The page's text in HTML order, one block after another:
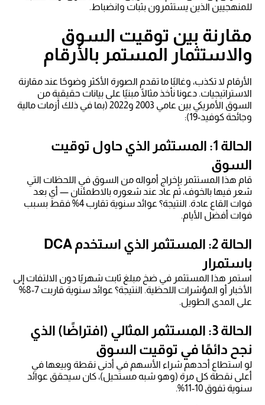
للمنهجيين الذين يستثمرون بثبات وانضباط.
مقارنة بين توقيت السوق
والاستثمار المستمر بالأرقام
الأرقام لا تكذب، وغالبًا ما تقدم الصورة الأكثر وضوحًا عند مقارنة
الاستراتيجيات. دعونا نأخذ مثالًا مبنيًا على بيانات حقيقية من
السوق الأمريكي بين عامي 2003 و2022 (بما في ذلك أزمات مالية
وجائحة كوفيد-19):
الحالة 1: المستثمر الذي حاول توقيت
السوق
قام هذا المستثمر بإخراج أمواله من السوق في اللحظات التي
شعر فيها بالخوف، ثم عاد عند شعوره بالاطمئنان — أي بعد
فوات القاع عادة. النتيجة؟ عوائد سنوية تقارب 4% فقط بسبب
فوات أفضل الأيام.
الحالة 2: المستثمر الذي استخدم DCA
باستمرار
استمر هذا المستثمر في ضخ مبلغ ثابت شهريًا دون الالتفات إلى
الأخبار أو المؤشرات اللحظية. النتيجة؟ عوائد سنوية قاربت 7-8%
على المدى الطويل.
الحالة 3: المستثمر المثالي (افتراضًا) الذي
نجح دائمًا في توقيت السوق
لو استطاع أحدهم شراء الأسهم في أدنى نقطة وبيعها في
أعلى نقطة كل مرة (وهو شبه مستحيل)، كان سيحقق عوائد
سنوية تفوق 10-11%.